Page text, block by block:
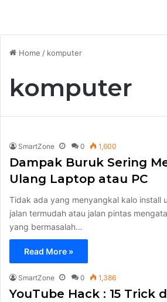
Home / komputer
komputer
SmartZone 0 1,600
Dampak Buruk Sering
Ulang Laptop atau PC
Tidak ada yang menyangkal kalo install
jalan termudah atau jalan pintas
yang bermasalah…
Read More »
SmartZone 0 1,386
YouTube Hack : 15 Trick